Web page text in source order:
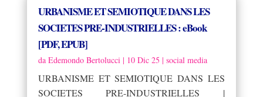
URBANISME ET SEMIOTIQUE DANS LES
SOCIETES PRE-INDUSTRIELLES : eBook
[PDF, EPUB]
da Edemondo Bertolucci| 10 Dic 25 | social media
URBANISME ET SEMIOTIQUE DANS LES
SOCIETES PRE-INDUSTRIELLES |